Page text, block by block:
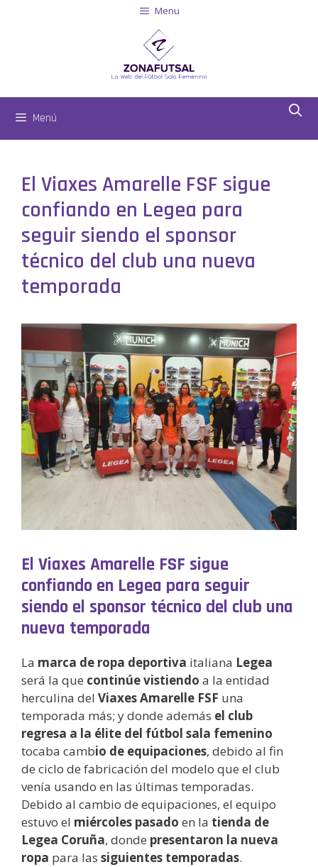
Menu
Menú
El Viaxes Amarelle FSF sigue
confiando en Legea para
seguir siendo el sponsor
técnico del club una nueva
temporada
El Viaxes Amarelle FSF sigue
confiando en Legea para seguir
siendo el sponsor técnico del club una
nueva temporada
La marca de ropa deportiva italiana Legea
será la que continúe vistiendo a la entidad
herculina del Viaxes Amarelle FSF una
temporada más; y donde además el club
regresa a la élite del fútbol sala femenino
tocaba cambio de equipaciones, debido al fin
de ciclo de fabricación del modelo que el club
venía usando en las últimas temporadas.
Debido al cambio de equipaciones, el equipo
estuvo el miércoles pasado en la tienda de
Legea Coruña, donde presentaron la nueva
ropa para las siguientes temporadas.